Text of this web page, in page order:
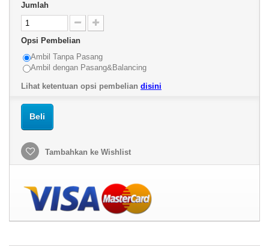
Jumlah
Opsi Pembelian
Ambil Tanpa Pasang
Ambil dengan Pasang&Balancing
Lihat ketentuan opsi pembelian disini
Beli
Tambahkan ke Wishlist